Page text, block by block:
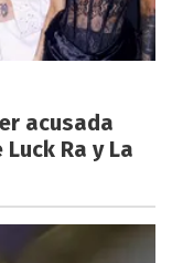
acusada
Ra y La